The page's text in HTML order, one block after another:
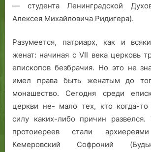
— студента Ленинградской
Алексея Михайловича Ридигера).
Разумеется, патриарх, как и
женат: начиная с VII века церковь
епископов безбрачия. Но это не
имел права быть женатым до
монашество. Сегодня среди
церкви не- мало тех, кто когда-
силу каких-либо причин
протоиереев стали
Кемеровский Софроний